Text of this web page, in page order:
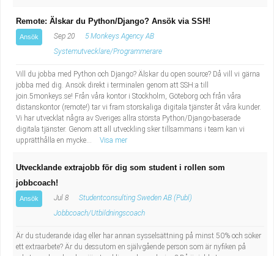
Remote: Älskar du Python/Django? Ansök via SSH!
Ansök Sep 20
5 Monkeys Agency AB
Systemutvecklare/Programmerare
Vill du jobba med Python och Django? Älskar du open source? Då vill vi gärna
jobba med dig. Ansök direkt i terminalen genom att SSH:a till
join.5monkeys.se! Från våra kontor i Stockholm, Göteborg och från våra
distanskontor (remote!) tar vi fram storskaliga digitala tjänster åt våra kunder.
Vi har utvecklat några av Sveriges allra största Python/Django-baserade
digitala tjänster. Genom att all utveckling sker tillsammans i team kan vi
upprätthålla en mycke...
Visa mer
Utvecklande extrajobb för dig som student i rollen som
jobbcoach!
Ansök Jul 8
Studentconsulting Sweden AB (Publ)
Jobbcoach/Utbildningscoach
Är du studerande idag eller har annan sysselsättning på minst 50% och söker
ett extraarbete? Är du dessutom en självgående person som är nyfiken på